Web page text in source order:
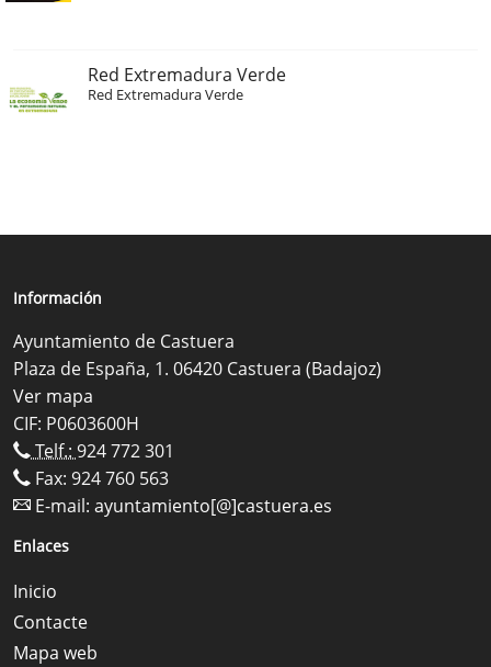
Red Extremadura Verde
Red Extremadura Verde
Información
Ayuntamiento de Castuera
Plaza de España, 1. 06420 Castuera (Badajoz)
Ver mapa
CIF: P0603600H
Telf.: 924 772 301
Fax: 924 760 563
E-mail: ayuntamiento[@]castuera.es
Enlaces
Inicio
Contacte
Mapa web